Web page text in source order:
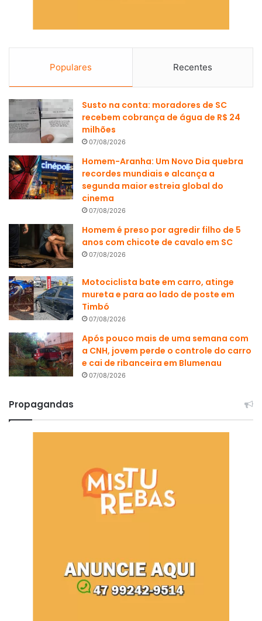
Populares Recentes
Susto na conta: moradores de SC
recebem cobrança de água de R$ 24
milhões
07/08/2026
Homem-Aranha: Um Novo Dia quebra
recordes mundiais e alcança a
segunda maior estreia global do
cinema
07/08/2026
Homem é preso por agredir filho de 5
anos com chicote de cavalo em SC
07/08/2026
Motociclista bate em carro, atinge
mureta e para ao lado de poste em
Timbó
07/08/2026
Após pouco mais de uma semana com
a CNH, jovem perde o controle do carro
e cai de ribanceira em Blumenau
07/08/2026
Propagandas